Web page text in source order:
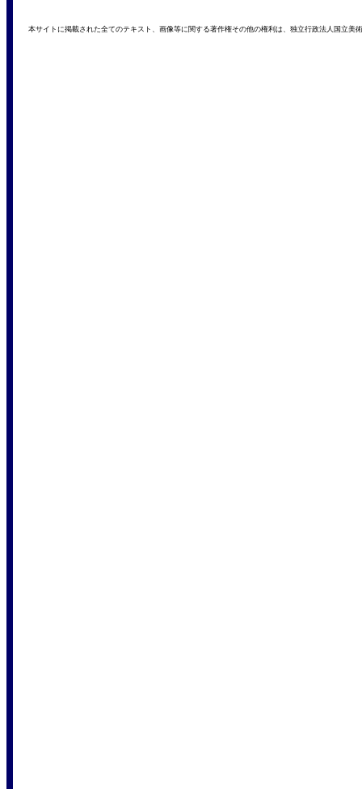
本サイトに掲載された全てのテキスト、画像等に関する著作権その他の権利は、独立行政法人国立